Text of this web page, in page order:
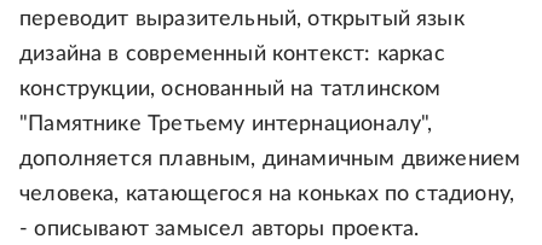
переводит выразительный, открытый язык
дизайна в современный контекст: каркас
конструкции, основанный на татлинском
"Памятнике Третьему интернационалу",
дополняется плавным, динамичным движением
человека, катающегося на коньках по стадиону,
- описывают замысел авторы проекта.